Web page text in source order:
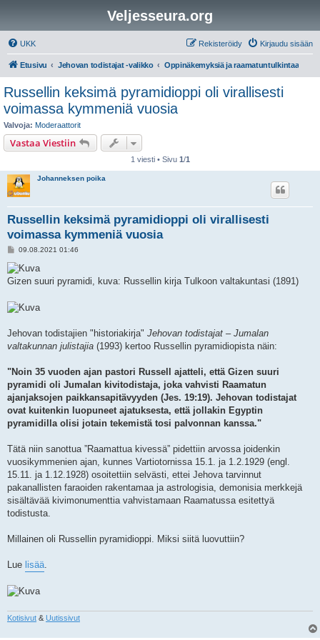
Veljesseura.org
UKK Kirjaudu sisään
Rekisteröidy
Etusivu Jehovan todistajat -valikko Oppinäkemyksiä ja raamatuntulkintaa
Russellin keksimä pyramidioppi oli virallisesti
voimassa kymmeniä vuosia
Valvoja: Moderaattorit
Vastaa Viestiin
1 viesti • Sivu 1/1
Johanneksen poika
Russellin keksimä pyramidioppi oli virallisesti
voimassa kymmeniä vuosia
V
e
s
t
09.08.2021 01:46
Gizen suuri pyramidi, kuva: Russellin kirja Tulkoon valtakuntasi (1891)
Jehovan todistajien "historiakirja" Jehovan todistajat – Jumalan
valtakunnan julistajia (1993) kertoo Russellin pyramidiopista näin:
"Noin 35 vuoden ajan pastori Russell ajatteli, että Gizen suuri
pyramidi oli Jumalan kivitodistaja, joka vahvisti Raamatun
ajanjaksojen paikkansapitävyyden (Jes. 19:19). Jehovan todistajat
ovat kuitenkin luopuneet ajatuksesta, että jollakin Egyptin
pyramidilla olisi jotain tekemistä tosi palvonnan kanssa."
Tätä niin sanottua ”Raamattua kivessä” pidettiin arvossa joidenkin
vuosikymmenien ajan, kunnes Vartiotornissa 15.1. ja 1.2.1929 (engl.
15.11. ja 1.12.1928) osoitettiin selvästi, ettei Jehova tarvinnut
pakanallisten faraoiden rakentamaa ja astrologisia, demonisia merkkejä
sisältävää kivimonumenttia vahvistamaan Raamatussa esitettyä
todistusta.
Millainen oli Russellin pyramidioppi. Miksi siitä luovuttiin?
Lue lisää
Kotisivut & Uutissivut